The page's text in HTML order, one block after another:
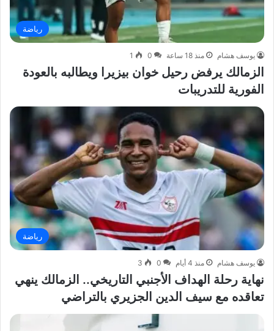
رياضة
يوسف هشام منذ 18 ساعة 0
1
الزمالك يرفض رحيل خوان بيزيرا ويطالبه بالعودة
الفورية للتدريبات
رياضة
يوسف هشام منذ 4 أيام 0
3
نهاية رحلة الهداف الأجنبي التاريخي.. الزمالك ينهي
تعاقده مع سيف الدين الجزيري بالتراضي